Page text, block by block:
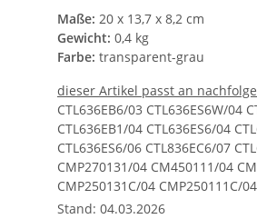
Maße: 20 x 13,7 x 8,2 cm
Gewicht: 0,4 kg
Farbe: transparent-grau
dieser Artikel passt an
CTL636EB6/03 CTL636ES6W/04
CTL636EB1/04 CTL636ES6/04
CTL636ES6/06 CTL836EC6/07
CMP270131/04 CM450111/04
CMP250131C/04 CMP250111C/
CMP250111/05 CMP270111/05
Stand: 04.03.2026